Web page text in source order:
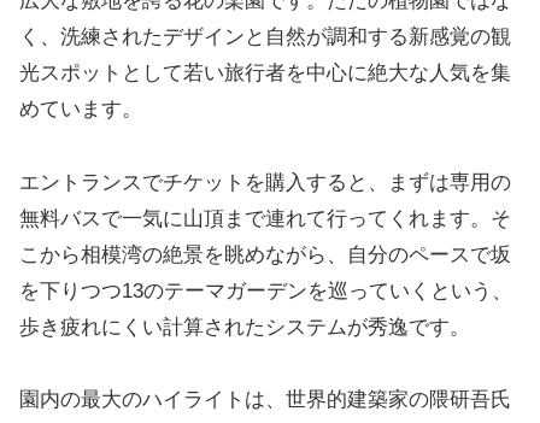
く、洗練されたデザインと自然が調和する新感覚の観
光スポットとして若い旅行者を中心に絶大な人気を集
めています。
エントランスでチケットを購入すると、まずは専用の
無料バスで一気に山頂まで連れて行ってくれます。そ
こから相模湾の絶景を眺めながら、自分のペースで坂
を下りつつ13のテーマガーデンを巡っていくという、
歩き疲れにくい計算されたシステムが秀逸です。
園内の最大のハイライトは、世界的建築家の隈研吾氏